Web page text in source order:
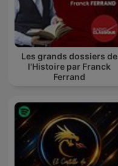
Les grands dossiers de
l'Histoire par Franck
Ferrand